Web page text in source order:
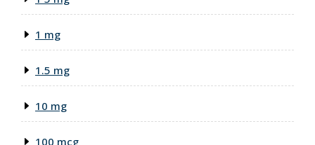
1 mg
1.5 mg
10 mg
100 mcg